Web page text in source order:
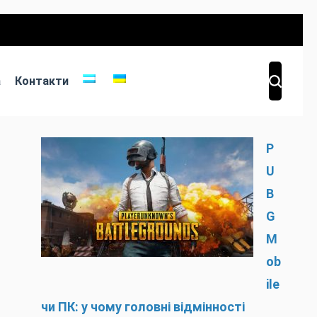
Контакти
P
U
B
G
M
ob
ile
чи ПК: у чому головні відмінності